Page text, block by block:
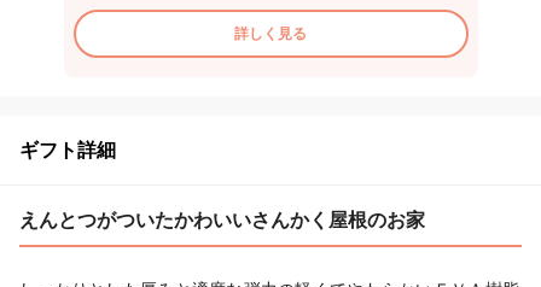
詳しく見る
ギフト詳細
えんとつがついたかわいいさんかく屋根のお家